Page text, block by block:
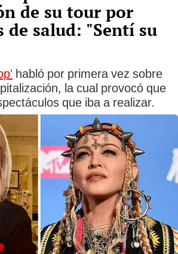
de su tour por
de salud: "Sentí su
habló por primera vez sobre
la cual provocó que
que iba a realizar.